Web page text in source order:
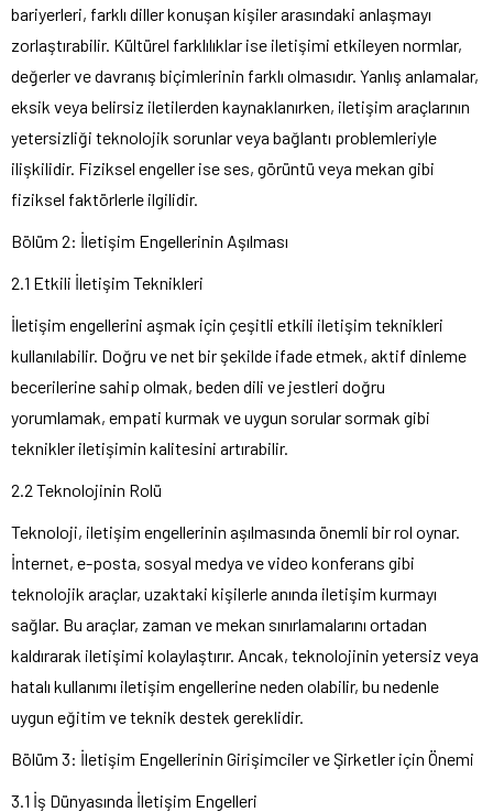
bariyerleri, farklı diller konuşan kişiler arasındaki anlaşmayı
zorlaştırabilir. Kültürel farklılıklar ise iletişimi etkileyen normlar,
değerler ve davranış biçimlerinin farklı olmasıdır. Yanlış anlamalar,
eksik veya belirsiz iletilerden kaynaklanırken, iletişim araçlarının
yetersizliği teknolojik sorunlar veya bağlantı problemleriyle
ilişkilidir. Fiziksel engeller ise ses, görüntü veya mekan gibi
fiziksel faktörlerle ilgilidir.
Bölüm 2: İletişim Engellerinin Aşılması
2.1 Etkili İletişim Teknikleri
İletişim engellerini aşmak için çeşitli etkili iletişim teknikleri
kullanılabilir. Doğru ve net bir şekilde ifade etmek, aktif dinleme
becerilerine sahip olmak, beden dili ve jestleri doğru
yorumlamak, empati kurmak ve uygun sorular sormak gibi
teknikler iletişimin kalitesini artırabilir.
2.2 Teknolojinin Rolü
Teknoloji, iletişim engellerinin aşılmasında önemli bir rol oynar.
İnternet, e-posta, sosyal medya ve video konferans gibi
teknolojik araçlar, uzaktaki kişilerle anında iletişim kurmayı
sağlar. Bu araçlar, zaman ve mekan sınırlamalarını ortadan
kaldırarak iletişimi kolaylaştırır. Ancak, teknolojinin yetersiz veya
hatalı kullanımı iletişim engellerine neden olabilir, bu nedenle
uygun eğitim ve teknik destek gereklidir.
Bölüm 3: İletişim Engellerinin Girişimciler ve Şirketler için Önemi
3.1 İş Dünyasında İletişim Engelleri